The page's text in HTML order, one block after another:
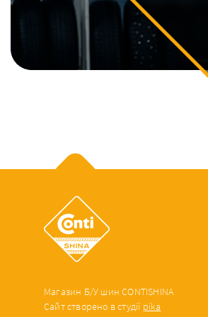
Магазин Б/У шин CONTISHINA
Сайт створено в студії pika